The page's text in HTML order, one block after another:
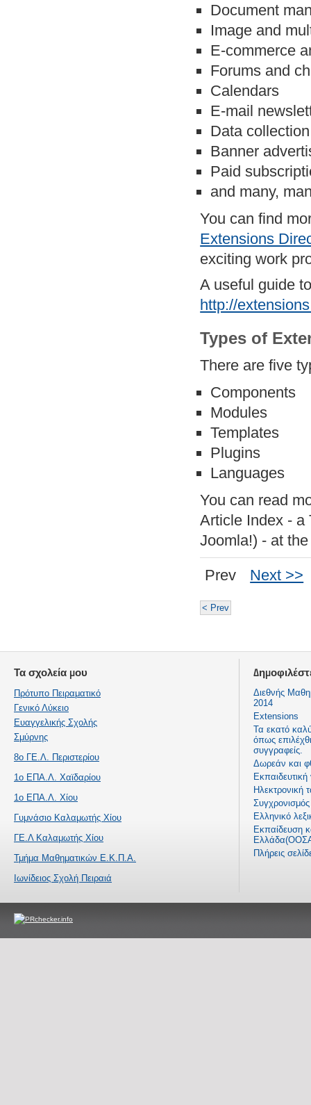
Document
Image and
E-commerce
Forums and
Calendars
E-mail
Data
Banner
Paid
and many,
You can find
Extensions
exciting work
A useful guide
http://
Types of
There are five
Components
Modules
Templates
Plugins
Languages
You can read
Article Index - a
Joomla!) - at
Prev
Next >>
< Prev
Τα σχολεία μου
Πρότυπο Πειραματικό
Γενικό Λύκειο
Ευαγγελικής Σχολής
Σμύρνης
8ο ΓΕ.Λ. Περιστερίου
1ο ΕΠΑ.Λ. Χαϊδαρίου
1ο ΕΠΑ.Λ. Χίου
Γυμνάσιο Καλαμωτής Χίου
ΓΕ.Λ Καλαμωτής Χίου
Τμήμα Μαθηματικών Ε.Κ.Π.Α.
Ιωνίδειος Σχολή Πειραιά
Διεθνής
2014
Extensions
Τα εκατό
όπως
συγγραφείς.
Δωρεάν και
Ηλεκτρονική
Ελληνικό
Εκπαίδευση
Πλήρεις